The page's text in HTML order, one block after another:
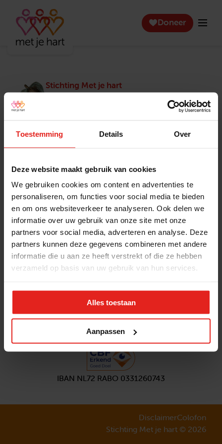
Toestemming Details Over
Deze website maakt gebruik van cookies
We gebruiken cookies om content en advertenties te
personaliseren, om functies voor social media te bieden
en om ons websiteverkeer te analyseren. Ook delen we
informatie over uw gebruik van onze site met onze
partners voor social media, adverteren en analyse. Deze
partners kunnen deze gegevens combineren met andere
informatie die u aan ze heeft verstrekt of die ze hebben
verzameld op basis van uw gebruik van hun services.
Alles toestaan
Aanpassen
Doneer
Stichting Met je hart
Stichting Met je hart laat ouderen die zich
eenzaam voelen weer genieten en inspireert
winnaar van het Appeltje van Oranje.
Actuele vacatures
Pers en media
Jaarverslag 2025
Contact
Klachtenprocedure
Privacyverklaring
Opzeggen
Volg ons
Aanmeldennieuwsbrief
IBAN NL72 RABO 0331260743
DisclaimerColofon
Stichting Met je hart © 2026